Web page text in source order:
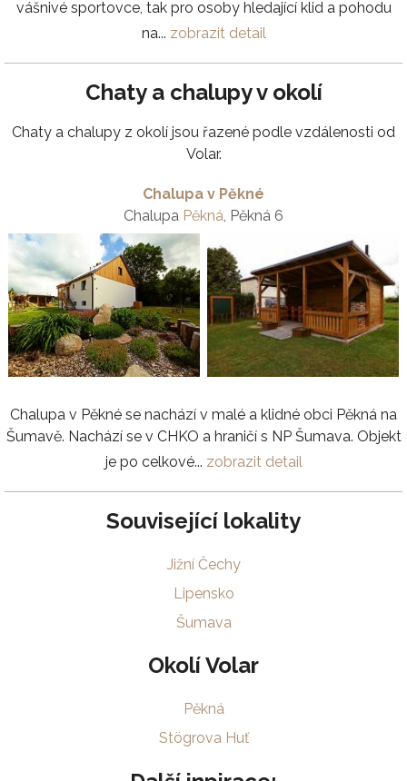
vášnivé sportovce, tak pro osoby hledající klid a pohodu
na... zobrazit detail
Chaty a chalupy v okolí
Chaty a chalupy z okolí jsou řazené podle vzdálenosti od
Volar.
Chalupa v Pěkné
Chalupa Pěkná , Pěkná 6
Chalupa v Pěkné se nachází v malé a klidné obci Pěkná na
Šumavě. Nachází se v CHKO a hraničí s NP Šumava. Objekt
je po celkové... zobrazit detail
Související lokality
Jižní Čechy
Lipensko
Šumava
Okolí Volar
Pěkná
Stögrova Huť